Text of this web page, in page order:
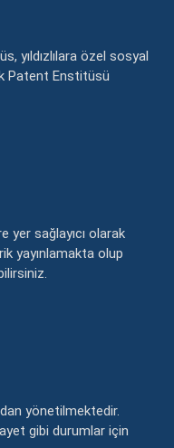
yıldızlılara özel sosyal
Patent Enstitüsü
yer sağlayıcı olarak
yayınlamakta olup
yönetilmektedir.
gibi durumlar için